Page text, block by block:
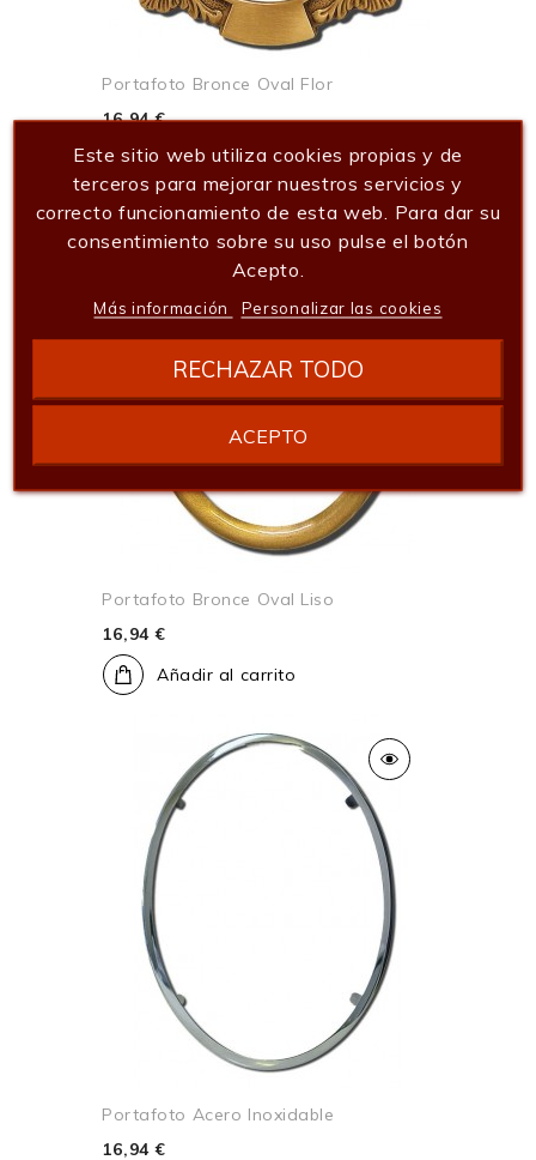
Portafoto Bronce Oval Flor
16,94 €
Añadir al carrito
Portafoto Bronce Oval Liso
16,94 €
Añadir al carrito
Portafoto Acero Inoxidable
16,94 €
Este sitio web utiliza cookies propias y de
terceros para mejorar nuestros servicios y
correcto funcionamiento de esta web. Para dar su
consentimiento sobre su uso pulse el botón
Acepto.
Más información Personalizar las cookies
RECHAZAR TODO
ACEPTO